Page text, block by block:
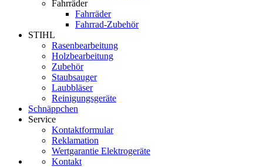
Fahrräder
Fahrräder
Fahrrad-Zubehör
STIHL
Rasenbearbeitung
Holzbearbeitung
Zubehör
Staubsauger
Laubbläser
Reinigungsgeräte
Schnäppchen
Service
Kontaktformular
Reklamation
Wertgarantie Elektrogeräte
Kontakt